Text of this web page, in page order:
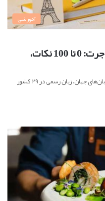
آموزشی
یادگیری زبان فرانسه برای مهاجرت: 0 تا 100 نکات،
زبان فرانسه، یکی از زیباترین و تأثیرگذارترین زبان‌های جهان، زبان رسمی در ۲۹ کشور